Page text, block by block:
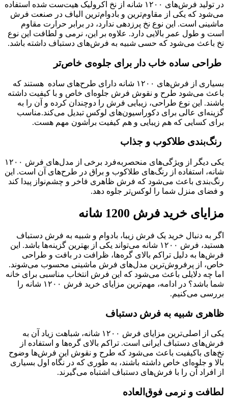
در تولید فرش‌های ۱۲۰۰ شانه از نخ اکرولیک هیت‌ست شده استفاده
می‌شود که یکی از مقاوم‌ترین و بادوام‌ترین الیاف در صنعت فرش
ماشینی است. این نوع نخ پرزدهی ندارد، در برابر حرارت مقاوم
است و طول عمر بالایی دارد. علاوه بر این، نرمی و لطافت این نوع
نخ باعث می‌شود که حسی شبیه به فرش‌های دستباف داشته باشد.
طراحی ساده خاب دار برای جلوه‌ی خاص‌تر
بسیاری از فرش‌های ۱۲۰۰ شانه دارای طرح‌های ساده هستند که
باعث می‌شود طرح و نقوش فرش جلوه‌ای خاص و با کیفیت داشته
باشند. این نوع طراحی، زیبایی فرش را دوچندان کرده و آن را به
گزینه‌ای عالی برای دکوراسیون‌های لوکس تبدیل می‌کند.مناسب
برای کسایی که هم زیبایی و هم کیفیت براشون مهم هست.
رنگ‌بندی طلاکوب و جذاب
یکی دیگر از ویژگی‌های منحصر‌به‌فرد برخی از مدل‌های فرش ۱۲۰۰
شانه، استفاده از رنگ‌های طلاکوب و براق در طرح‌های آن است. این
رنگ‌بندی باعث می‌شود که فرش ظاهری فاخر و چشم‌نواز پیدا کند
و فضای منزل شما را لوکس‌تر جلوه دهد.
مزایای خرید فرش 1200 شانه
اگر به دنبال خرید یک فرش زیبا، بادوام و شبیه به فرش دستباف
هستید، فرش ۱۲۰۰ شانه می‌تواند یکی از بهترین گزینه‌ها باشد. این
فرش‌ها به دلیل تراکم بالای گره‌ها، ظرافت در بافت و طراحی
خاص، از پرفروش‌ترین مدل‌های فرش ماشینی محسوب می‌شوند.
اما چه دلایلی باعث می‌شود که این فرش انتخاب مناسبی برای خانه
شما باشد؟ در ادامه، مهم‌ترین مزایای خرید فرش ۱۲۰۰ شانه را
بررسی می‌کنیم.
ظاهری شبیه به فرش دستباف
یکی از اصلی‌ترین مزایای فرش ۱۲۰۰ شانه، شباهت زیاد آن به
فرش‌های دستباف ایرانی است. تراکم بالای گره‌ها و استفاده از
نخ‌های باکیفیت باعث می‌شود که طرح و نقوش این فرش‌ها وضوح
بالا و جلوه‌ای خاص داشته باشند، به طوری که در نگاه اول بسیاری
از افراد آن را با فرش‌های دستباف اشتباه می‌گیرند.
لطافت و نرمی فوق‌العاده